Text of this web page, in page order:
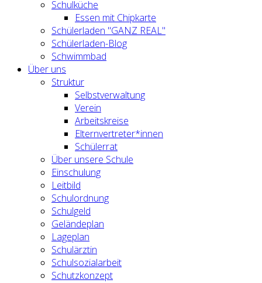
Schulküche
Essen mit Chipkarte
Schülerladen "GANZ REAL"
Schülerladen-Blog
Schwimmbad
Über uns
Struktur
Selbstverwaltung
Verein
Arbeitskreise
Elternvertreter*innen
Schülerrat
Über unsere Schule
Einschulung
Leitbild
Schulordnung
Schulgeld
Geländeplan
Lageplan
Schulärztin
Schulsozialarbeit
Schutzkonzept